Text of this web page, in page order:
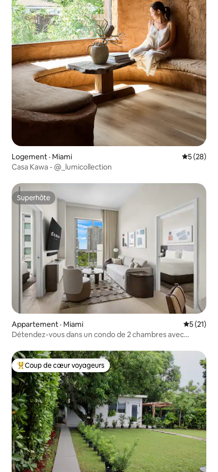
Logement · Miami Note
5 (28)
Casa Kawa - @_lumicollection
Superhôte
Superhôte
Appartement · Miami Note
5 (21)
Détendez-vous dans un condo de 2 chambres avec
Coup de cœur voyageurs parmi les plus aimés
Coup de cœur voyageurs